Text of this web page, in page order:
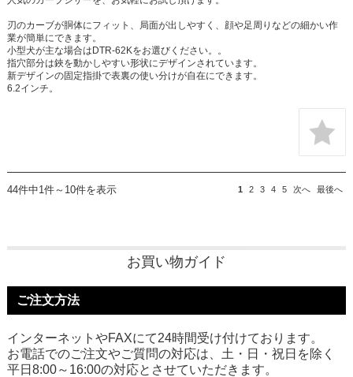
刃のカーブが胴体にフィット、局面が出しやすく、顔や足周りなどの細かい作
業が簡単にできます。
小型犬が主な場合はDTR-62Kをお選びください。。
指穴部分は鋏を動かしやすい形状にデザインされています。
新デザインの固定指掛で表裏の使い分けが自在にできます。
6.2インチ。
44件中1件～10件を表示 1 2 3 4 5 次へ 最後へ
お買い物ガイド
ご注文方法
インターネットやFAXにて24時間受け付けております。
お電話でのご注文やご質問の対応は、土・日・祝日を除く
平日8:00～16:00の対応とさせていただきます。